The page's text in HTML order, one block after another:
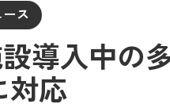
ース
導入中の
対応